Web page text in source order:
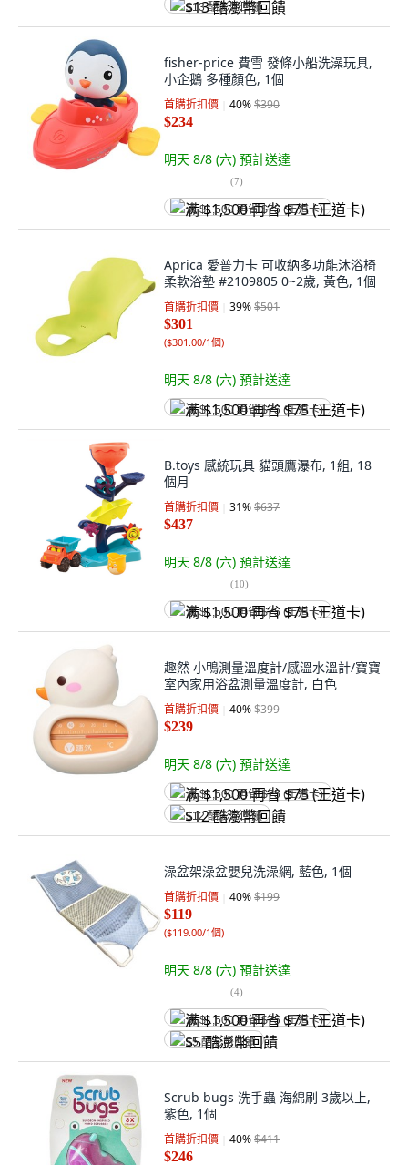
$13 酷澎幣回饋
fisher-price 費雪 發條小船洗澡玩具,
小企鵝 多種顏色, 1個
首購折扣價 40%$390
$234
明天 8/8 (六) 預計送達
(7)
满 $1,500 再省 $75 (王道卡)
Aprica 愛普力卡 可收納多功能沐浴椅
柔軟浴墊 #2109805 0~2歲, 黃色, 1個
首購折扣價 39%$501
$301
($301.00/1個)
明天 8/8 (六) 預計送達
满 $1,500 再省 $75 (王道卡)
B.toys 感統玩具 貓頭鷹瀑布, 1組, 18
個月
首購折扣價 31%$637
$437
明天 8/8 (六) 預計送達
(10)
满 $1,500 再省 $75 (王道卡)
趣然 小鴨測量溫度計/感溫水溫計/寶寶
室內家用浴盆測量溫度計, 白色
首購折扣價 40%$399
$239
明天 8/8 (六) 預計送達
满 $1,500 再省 $75 (王道卡)
$12 酷澎幣回饋
澡盆架澡盆嬰兒洗澡網, 藍色, 1個
首購折扣價 40%$199
$119
($119.00/1個)
明天 8/8 (六) 預計送達
(4)
满 $1,500 再省 $75 (王道卡)
$5 酷澎幣回饋
Scrub bugs 洗手蟲 海綿刷 3歲以上,
紫色, 1個
首購折扣價 40%$411
$246